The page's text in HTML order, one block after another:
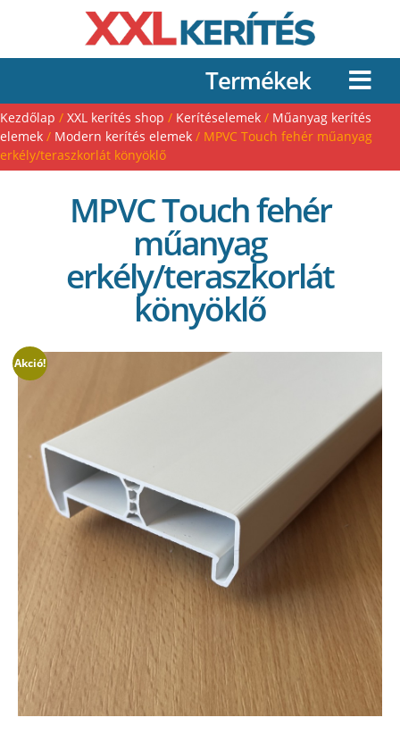
Termékek
Kezdőlap / XXL kerítés shop / Kerítéselemek / Műanyag kerítés
elemek / Modern kerítés elemek / MPVC Touch fehér műanyag
erkély/teraszkorlát könyöklő
MPVC Touch fehér
műanyag
erkély/teraszkorlát
könyöklő
Akció!